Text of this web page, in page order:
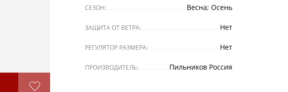
СЕЗОН: Весна; Осень
ЗАЩИТА ОТ ВЕТРА: Нет
РЕГУЛЯТОР РАЗМЕРА: Нет
ПРОИЗВОДИТЕЛЬ: Пильников Россия